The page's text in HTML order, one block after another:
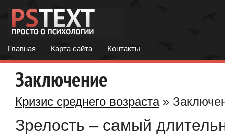
Главная Карта сайта Контакты
Заключение
Кризис среднего возраста»
Зрелость – самый